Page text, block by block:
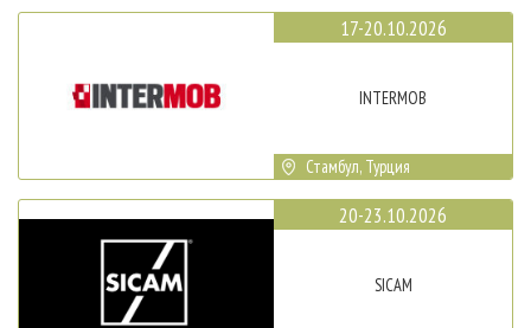
17-20.10.2026
INTERMOB
Стамбул, Турция
20-23.10.2026
SICAM